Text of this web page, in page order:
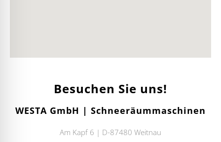
Besuchen Sie uns!
WESTA GmbH | Schneeräummaschinen
Am Kapf 6 | D-87480 Weitnau